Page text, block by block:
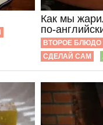
Как мы
по-
ВТОРОЕ БЛЮДО
СДЕЛАЙ САМ